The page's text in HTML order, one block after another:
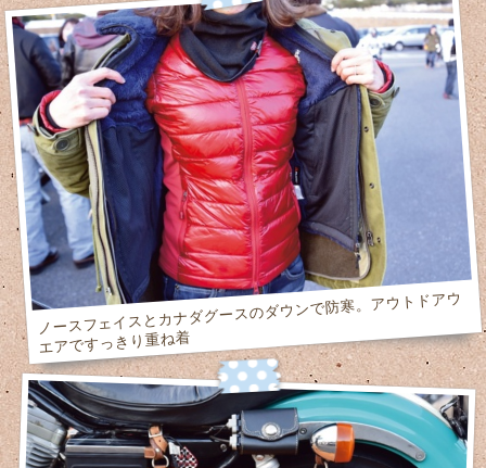
ノースフェイスとカナダグースのダウンで防寒。アウトドアウ
エアですっきり重ね着